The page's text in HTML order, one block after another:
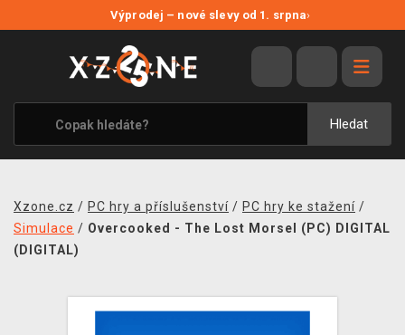
Výprodej – nové slevy od 1. srpna›
Hledat
VÝPRODEJ
VIDEOHRY
XZONE ORIGINALS
TÉMATIKY
MERCHANDISE
Xzone.cz / PC hry a příslušenství / PC hry ke stažení /
Simulace / Overcooked - The Lost Morsel (PC) DIGITAL
(DIGITAL)